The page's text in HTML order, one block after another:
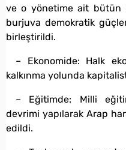
ve o yönetime ait bütün
burjuva demokratik
birleştirildi.
– Ekonomide: Halk
kalkınma yolunda
– Eğitimde: Milli
devrimi yapılarak Arap
edildi.